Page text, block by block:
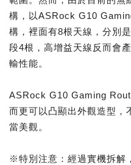
構，以ASRock G10
構，裡面有8根天線，分別
段4根，高增益天線反而會
輸性能。
ASRock G10 Gaming
而更可以凸顯出外觀造型，
當美觀。
※特別注意：經過實機拆解